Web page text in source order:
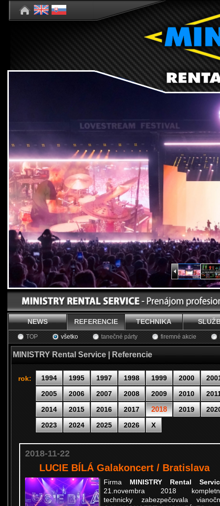
NEWS REFERENCIE TECHNIKA
TOP všetko tanečné párty firemné akcie
MINISTRY Rental Service | Referencie
rok: 1994 1995 1997 1998 1999 2000
2005
2006 2007 2008 2009 2010
2014
2015 2016 2017 2018 2019
2023
2024 2025 2026 X
2018-11-22
LUCIE BÍLÁ Galakoncert / Bratislava
FirmaMINISTRY Rental
21.novembra 2018
technicky zabezpečovala